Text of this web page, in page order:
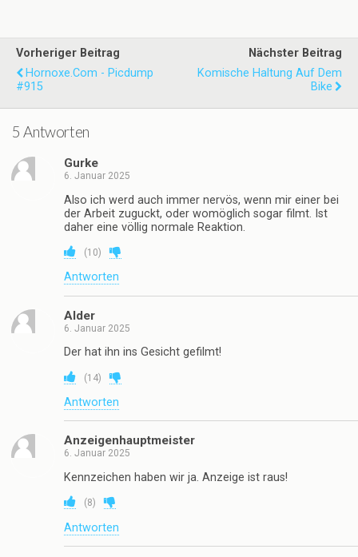
Vorheriger Beitrag
Hornoxe.com - Picdump
#915
Nächster Beitrag
Komische Haltung Auf Dem
Bike
5 Antworten
Gurke
6. Januar 2025
Also ich werd auch immer nervös, wenn mir einer bei
der Arbeit zuguckt, oder womöglich sogar filmt. Ist
daher eine völlig normale Reaktion.
(10)
Antworten
Alder
6. Januar 2025
Der hat ihn ins Gesicht gefilmt!
(14)
Antworten
Anzeigenhauptmeister
6. Januar 2025
Kennzeichen haben wir ja. Anzeige ist raus!
(8)
Antworten